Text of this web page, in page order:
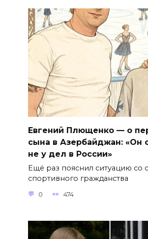
Евгений Плющенко — о
сына в Азербайджан: «Он
не у дел в России»
Ещё раз пояснил ситуацию со
спортивного гражданства
0 474